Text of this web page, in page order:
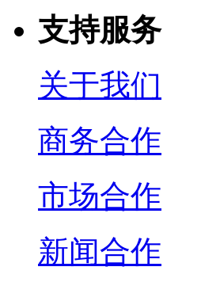
支持服务
关于我们
商务合作
市场合作
新闻合作